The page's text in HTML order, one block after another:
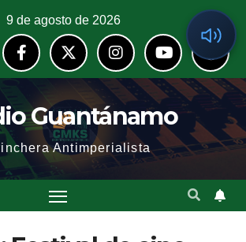
9 de agosto de 2026
Guantánamo
Antimperialista